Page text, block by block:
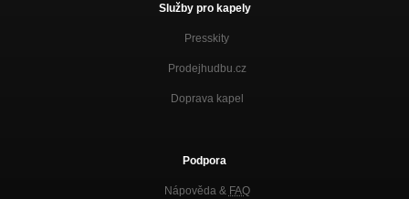
Služby pro kapely
Presskity
Prodejhudbu.cz
Doprava kapel
Podpora
Nápověda & FAQ